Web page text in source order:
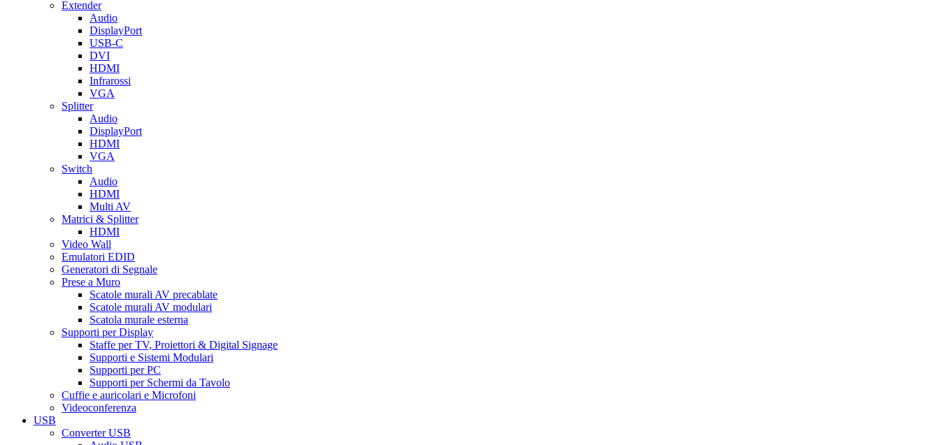
Extender
Audio
DisplayPort
USB-C
DVI
HDMI
Infrarossi
VGA
Splitter
Audio
DisplayPort
HDMI
VGA
Switch
Audio
HDMI
Multi AV
Matrici & Splitter
HDMI
Video Wall
Emulatori EDID
Generatori di Segnale
Prese a Muro
Scatole murali AV precablate
Scatole murali AV modulari
Scatola murale esterna
Supporti per Display
Staffe per TV, Proiettori & Digital Signage
Supporti e Sistemi Modulari
Supporti per PC
Supporti per Schermi da Tavolo
Cuffie e auricolari e Microfoni
Videoconferenza
USB
Converter USB